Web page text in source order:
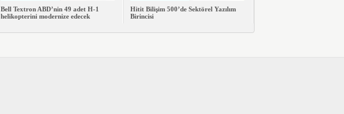
Bell Textron ABD’nin 49 adet H-1
helikopterini modernize edecek
Hitit Bilişim 500’de Sektörel Yazılım
Birincisi